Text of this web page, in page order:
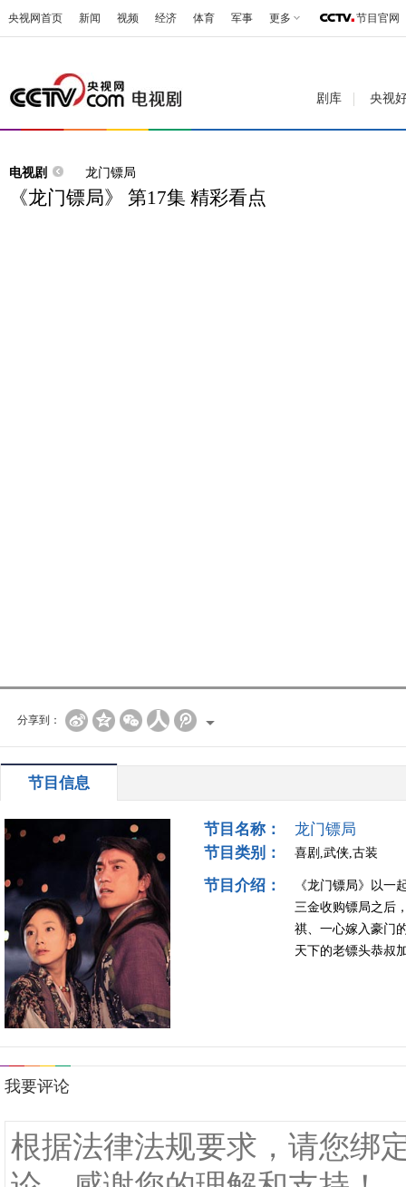
央视网首页 新闻 视频 经济 体育 军事 更多 节目官网
剧库 央视
电视剧 龙门镖局
《龙门镖局》 第17集 精彩看点
分享到：
节目信息
节目名称：
龙门镖局
节目类别：
喜剧,武侠,古装
节目介绍：
《龙门镖局》以一
三金收购镖局之后
祺、一心嫁入豪门
天下的老镖头恭叔